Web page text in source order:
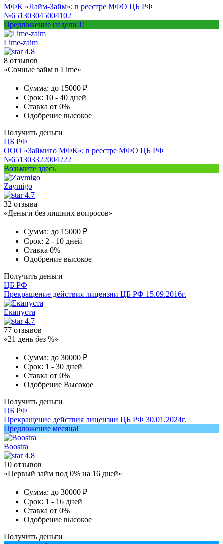
МФК «Лайм-Займ»; в реестре МФО ЦБ РФ
№651303045004102
Предложение недели!!!
Lime-zaim
4.8
8 отзывов
«Сочные займ в Lime»
Сумма: до 15000 ₽
Срок: 10 - 40 дней
Ставка от 0%
Одобрение высокое
Получить деньги
ЦБ РФ
ООО «Займиго МФК»; в реестре МФО ЦБ РФ
№651303322004222
Возьмите здесь
Zaymigo
4.7
32 отзыва
«Деньги без лишних вопросов»
Сумма: до 15000 ₽
Срок: 2 - 10 дней
Ставка 0%
Одобрение высокое
Получить деньги
ЦБ РФ
Прекращение действия лицензии ЦБ РФ 15.09.2016г.
Екапуста
4.7
77 отзывов
«21 день без %»
Сумма: до 30000 ₽
Срок: 1 - 30 дней
Ставка от 0%
Одобрение Высокое
Получить деньги
ЦБ РФ
Прекращение действия лицензии ЦБ РФ 30.01.2024г.
Предложение месяца!
Boostra
4.8
10 отзывов
«Первый займ под 0% на 16 дней»
Сумма: до 30000 ₽
Срок: 1 - 16 дней
Ставка от 0%
Одобрение высокое
Получить деньги